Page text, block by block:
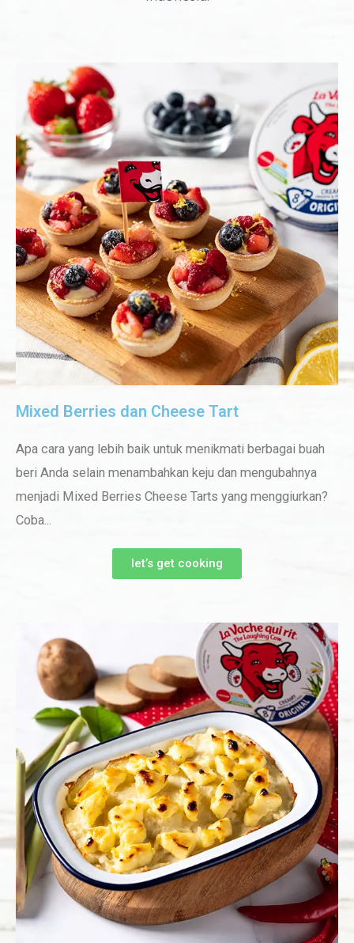
Mixed Berries dan Cheese Tart
Apa cara yang lebih baik untuk menikmati berbagai buah
beri Anda selain menambahkan keju dan mengubahnya
menjadi Mixed Berries Cheese Tarts yang menggiurkan?
Coba...
let’s get cooking